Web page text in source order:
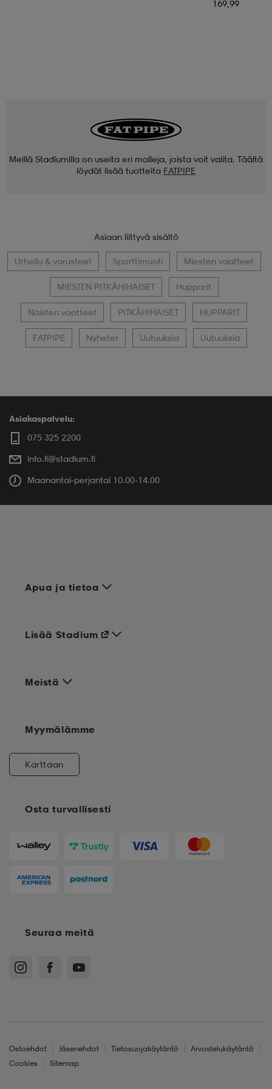
169,99
Meillä Stadiumilla on useita eri malleja, joista voit valita. Täältä
löydät lisää tuotteita FATPIPE
Asiaan liittyvä sisältö
Urheilu & varusteet Sporttimuoti Miesten vaatteet
MIESTEN PITKÄHIHAISET Hupparit
Naisten vaatteet PITKÄHIHAISET HUPPARIT
FATPIPE Nyheter Uutuuksia Uutuuksia
Asiakaspalvelu:
075 325 2200
info.fi@stadium.fi
Maanantai-perjantai 10.00-14.00
Apua ja tietoa
Meistä
Osta turvallisesti
Lisää Stadium
Myymälämme
Karttaan
Seuraa meitä
Ostoehdot Jäsenehdot Tietosuojakäytäntö
Arvostelukäytäntö
Cookies
Sitemap